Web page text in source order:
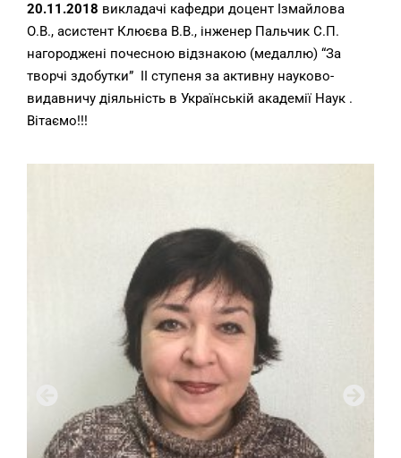
20.11.2018 викладачі кафедри доцент Ізмайлова
О.В., асистент Клюєва В.В., інженер Пальчик С.П.
нагороджені почесною відзнакою (медаллю) “За
творчі здобутки” II ступеня за активну науково-
видавничу діяльність в Українській академії Наук .
Вітаємо!!!